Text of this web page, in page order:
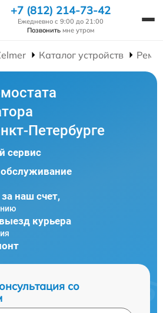
+7 (812) 214-73-42
Ежедневно с 9:00 до 21:00
Позвонить мне утром
Каталог устройств
Петербурге
сервис
наш счет,
курьера
со